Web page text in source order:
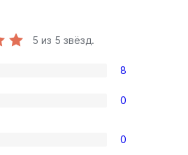
5 из 5 звёзд.
8
0
0